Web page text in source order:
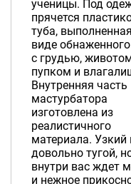
ученицы. Под
прячется
туба,
виде
с грудью,
пупком и
Внутренняя часть
мастурбатора
изготовлена из
реалистичного
материала. Узкий
довольно тугой,
внутри вас ждет
и нежное